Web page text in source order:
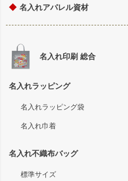
◆ 名入れアパレル資材
名入れ印刷 総合
名入れラッピング
名入れラッピング袋
名入れ巾着
名入れ不織布バッグ
標準サイズ